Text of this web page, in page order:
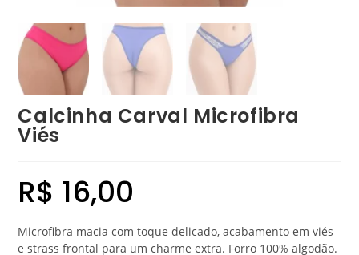
Calcinha Carval Microfibra
Viés
R$ 16,00
Microfibra macia com toque delicado, acabamento em viés
e strass frontal para um charme extra. Forro 100% algodão.